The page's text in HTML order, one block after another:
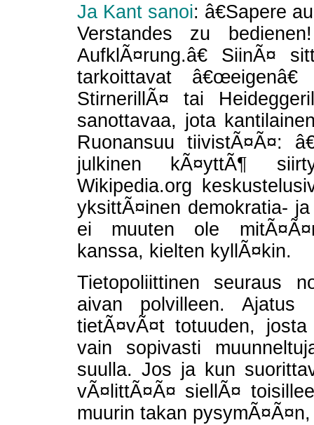
Ja Kant sanoi: â€Sapere
Verstandes zu
AufklÃ¤rung.â€ SiinÃ¤
tarkoittavat
StirnerillÃ¤ tai
sanottavaa, jota
Ruonansuu tiivistÃ¤Ã¤:
julkinen kÃ¤yttÃ¶
Wikipedia.org
yksittÃ¤inen demokratia-
ei muuten ole
kanssa, kielten kyllÃ¤kin.
Tietopoliittinen seuraus
aivan polvilleen. Ajatus
tietÃ¤vÃ¤t totuuden,
vain sopivasti
suulla. Jos ja kun
vÃ¤littÃ¤Ã¤ siellÃ¤
muurin takan